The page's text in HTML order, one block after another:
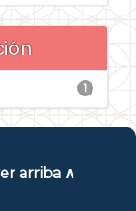
1
arriba ∧